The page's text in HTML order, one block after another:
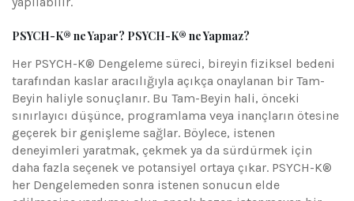
PSYCH-K® ne Yapar? PSYCH-K® ne Yapmaz?
Her PSYCH-K® Dengeleme süreci, bireyin fiziksel bedeni
tarafından kaslar aracılığıyla açıkça onaylanan bir Tam-
Beyin haliyle sonuçlanır. Bu Tam-Beyin hali, önceki
sınırlayıcı düşünce, programlama veya inançların ötesine
geçerek bir genişleme sağlar. Böylece, istenen
deneyimleri yaratmak, çekmek ya da sürdürmek için
daha fazla seçenek ve potansiyel ortaya çıkar. PSYCH-K®
her Dengelemeden sonra istenen sonucun elde